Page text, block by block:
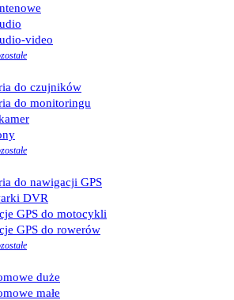
video
do czujników
do monitoringu
do nawigacji GPS
DVR
GPS do motocykli
GPS do rowerów
duże
małe